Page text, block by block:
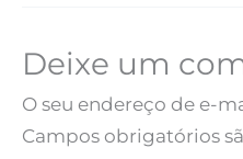
Deixe um
O seu endereço de e-
Campos obrigatórios